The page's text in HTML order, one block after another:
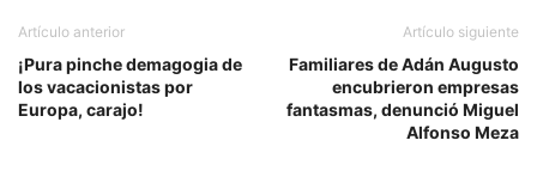
Artículo anterior
¡Pura pinche demagogia de
los vacacionistas por
Europa, carajo!
Artículo siguiente
Familiares de Adán Augusto
encubrieron empresas
fantasmas, denunció Miguel
Alfonso Meza